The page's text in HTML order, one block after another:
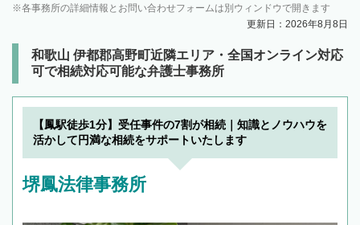
各事務所の詳細情報とお問い合わせフォームは別ウィンドウで開きます
更新日：2026年8月8日
和歌山 伊都郡高野町近隣エリア・全国オンライン対応
可で相続対応可能な弁護士事務所
【鳳駅徒歩1分】受任事件の7割が相続｜知識とノウハウを
活かして円満な相続をサポートいたします
堺鳳法律事務所